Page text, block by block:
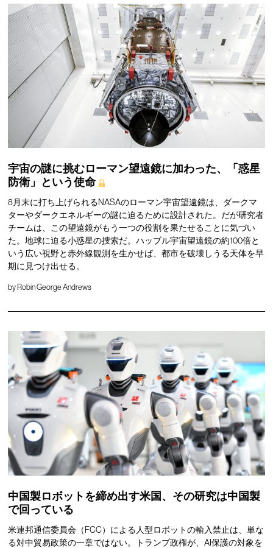
宇宙の謎に挑むローマン望遠鏡に加わった、「惑星
防衛」という使命
8月末に打ち上げられるNASAのローマン宇宙望遠鏡は、ダークマ
ターやダークエネルギーの謎に迫るために設計された。だが研究者
チームは、この望遠鏡がもう一つの役割を果たせることに気づい
た。地球に迫る小惑星の捜索だ。ハッブル宇宙望遠鏡の約100倍と
いう広い視野と赤外線観測を生かせば、都市を破壊しうる天体を早
期に見つけ出せる。
by Robin George Andrews
中国製ロボットを締め出す米国、その研究は中国製
で回っている
米連邦通信委員会（FCC）による人型ロボットの輸入禁止は、単な
る対中貿易政策の一章ではない。トランプ政権が、AI保護の対象を